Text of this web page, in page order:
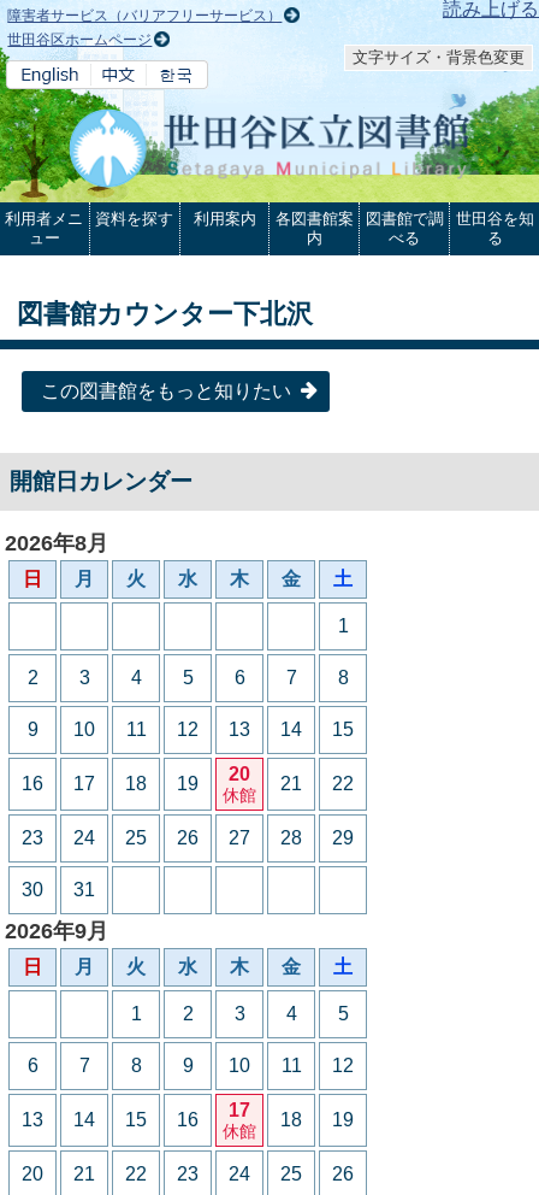
本文へ 読み上げる
障害者サービス（バリアフリーサービス）
世田谷区ホームページ
文字サイズ・背景色変更
利用者メニ
ュー
資料を探す 利用案内
各図書館案
内
図書館で調
べる
世田谷を知
る
図書館カウンター下北沢
この図書館をもっと知りたい
開館日カレンダー
2026年8月
日 月 火 水 木 金 土
1
2 3 4 5 6 7 8
9 10 11 12 13 14 15
16 17 18 19 20
休館
21 22
23 24 25 26 27 28 29
30 31
2026年9月
日 月 火 水 木 金 土
1 2 3 4 5
6 7 8 9 10 11 12
13 14 15 16 17
休館
18 19
20 21 22 23 24 25 26